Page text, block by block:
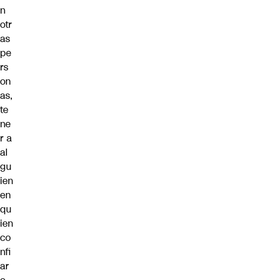
n
otr
as
pe
rs
on
as,
te
ne
r a
al
gu
ien
en
qu
ien
co
nfi
ar